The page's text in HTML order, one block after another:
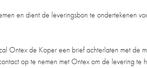
en dient de leveringsbon te ondertekenen
Ontex de Koper een brief achterlaten met de
op te nemen met Ontex om de levering te